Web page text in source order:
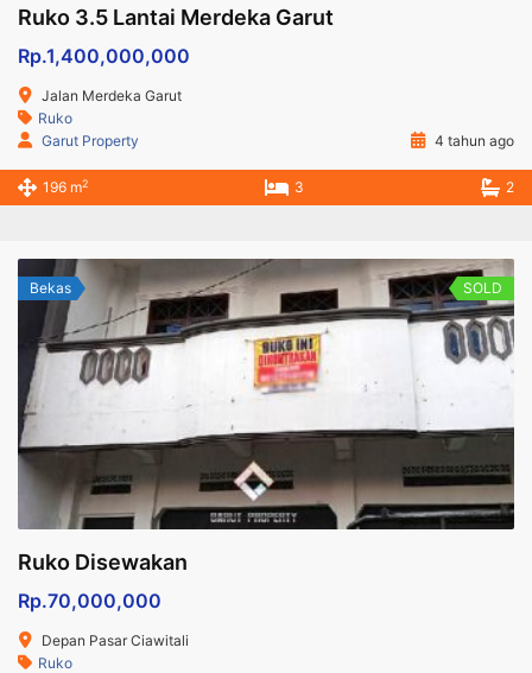
Ruko 3.5 Lantai Merdeka Garut
Rp.1,400,000,000
Jalan Merdeka Garut
Ruko
Garut Property
4 tahun ago
196 m2 3 2
Bekas SOLD
Ruko Disewakan
Rp.70,000,000
Depan Pasar Ciawitali
Ruko